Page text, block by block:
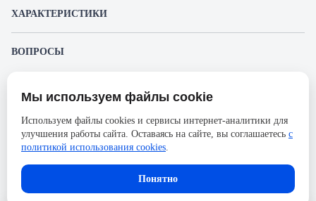
В корзину
ХАРАКТЕРИСТИКИ
Производитель
Категория
Оболочка
Длина, м
50
Количество пар
ВОПРОСЫ
Пожалуйста, авторизуйтесь, чтобы иметь
возможность оставлять вопросы.
Представленные изображения и характеристики могут отличаться от реального
без предварительного уведомления. Компания АйДистрибьют не несёт
ответственности в случае не соответствия текущей модели товаров фотографиям,
размещённым в карточке товара.
Мы используем файлы cookie
Используем файлы cookies и сервисы интернет-аналитики для
улучшения работы сайта. Оставаясь на сайте, вы соглашаетесь с
политикой использования cookies.
Понятно